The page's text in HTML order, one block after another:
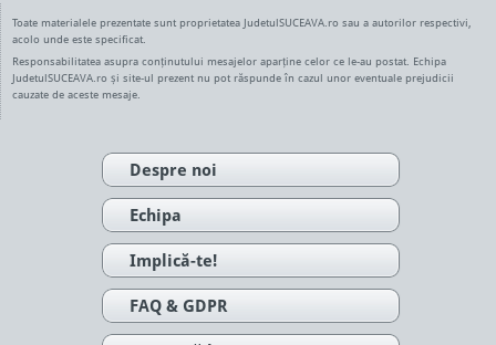
Toate materialele prezentate sunt proprietatea JudetulSUCEAVA.ro sau a autorilor respectivi,
acolo unde este specificat.
Responsabilitatea asupra conținutului mesajelor aparține celor ce le-au postat. Echipa
JudetulSUCEAVA.ro și site-ul prezent nu pot răspunde în cazul unor eventuale prejudicii
cauzate de aceste mesaje.
Despre noi
Echipa
Implică-te!
FAQ & GDPR